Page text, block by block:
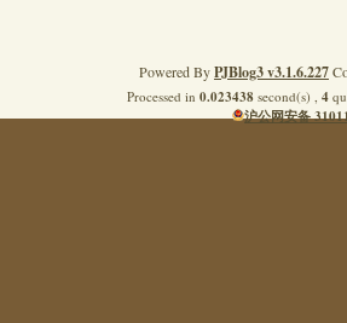
Powered ByPJBlog3 v3.1.6.227
Processed in 0.023438second(s) , 4
沪公网安备